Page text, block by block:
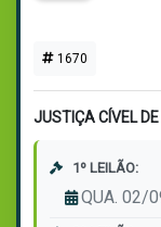
1670
JUSTIÇA CÍVEL
1º LEILÃO:
QUA. 02/